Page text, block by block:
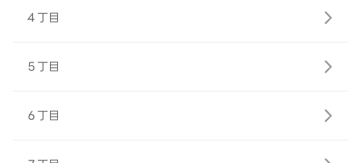
４丁目
５丁目
６丁目